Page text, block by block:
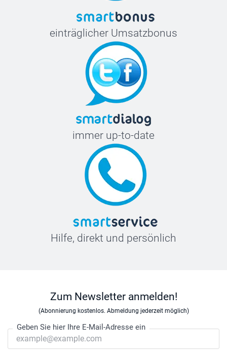
einträglicher Umsatzbonus
immer up-to-date
Hilfe, direkt und persönlich
Zum Newsletter anmelden!
(Abonnierung kostenlos. Abmeldung jederzeit möglich)
Geben Sie hier Ihre E-Mail-Adresse ein